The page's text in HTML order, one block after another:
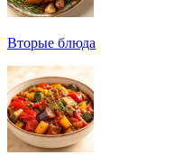
Вторые блюда